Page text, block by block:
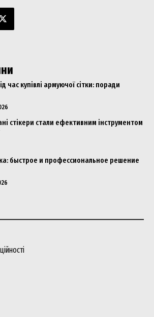
час купівлі армуючої сітки: поради
стікери стали ефективним інструментом
быстрое и профессиональное решение